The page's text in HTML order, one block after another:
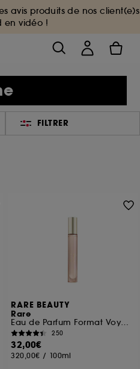
avis produits de nos client(e)s
en vidéo !
FILTRER
RARE BEAUTY
Rare
Eau de Parfum Format Voyage
250
32,00€
320,00€ / 100ml